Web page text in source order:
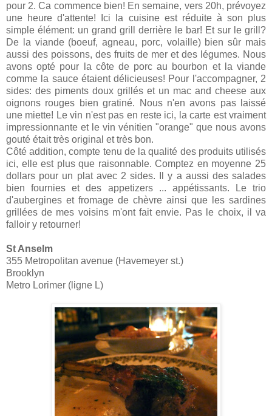
pour 2. Ca commence bien! En semaine, vers 20h, prévoyez
une heure d'attente! Ici la cuisine est réduite à son plus
simple élément: un grand grill derrière le bar! Et sur le grill?
De la viande (boeuf, agneau, porc, volaille) bien sûr mais
aussi des poissons, des fruits de mer et des légumes. Nous
avons opté pour la côte de porc au bourbon et la viande
comme la sauce étaient délicieuses! Pour l'accompagner, 2
sides: des piments doux grillés et un mac and cheese aux
oignons rouges bien gratiné. Nous n'en avons pas laissé
une miette! Le vin n'est pas en reste ici, la carte est vraiment
impressionnante et le vin vénitien "orange" que nous avons
gouté était très original et très bon.
Côté addition, compte tenu de la qualité des produits utilisés
ici, elle est plus que raisonnable. Comptez en moyenne 25
dollars pour un plat avec 2 sides. Il y a aussi des salades
bien fournies et des appetizers ... appétissants. Le trio
d'aubergines et fromage de chèvre ainsi que les sardines
grillées de mes voisins m'ont fait envie. Pas le choix, il va
falloir y retourner!
St Anselm
355 Metropolitan avenue (Havemeyer st.)
Brooklyn
Metro Lorimer (ligne L)